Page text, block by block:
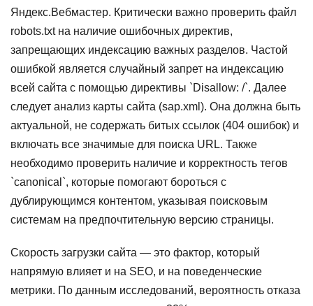
Яндекс.Вебмастер. Критически важно проверить файл
robots.txt на наличие ошибочных директив,
запрещающих индексацию важных разделов. Частой
ошибкой является случайный запрет на индексацию
всей сайта с помощью директивы `Disallow: /`. Далее
следует анализ карты сайта (sap.xml). Она должна быть
актуальной, не содержать битых ссылок (404 ошибок) и
включать все значимые для поиска URL. Также
необходимо проверить наличие и корректность тегов
`canonical`, которые помогают бороться с
дублирующимся контентом, указывая поисковым
системам на предпочтительную версию страницы.
Скорость загрузки сайта — это фактор, который
напрямую влияет и на SEO, и на поведенческие
метрики. По данным исследований, вероятность отказа